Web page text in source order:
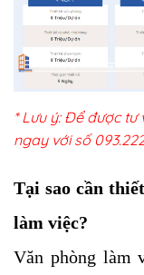
* Lưu ý: Để được tư
ngay với số
Tại sao cần
làm việc?
Văn phòng làm